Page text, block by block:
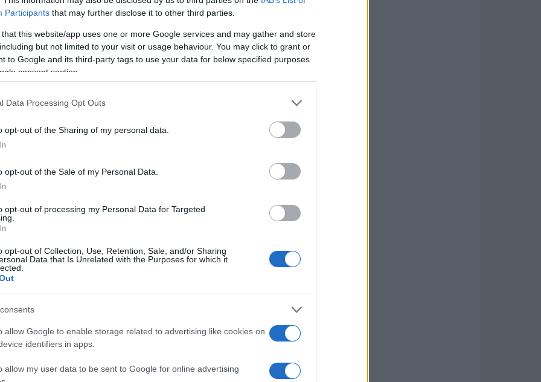
Participants that may further disclose it to other third parties.
that this website/app uses one or more Google services and may gather and store
but not limited to your visit or usage behaviour. You may click to grant or
to Google and its third-party tags to use your data for below specified purposes
consent section.
Data Processing Opt Outs
opt-out of the Sharing of my personal data.
opt-out of the Sale of my Personal Data.
opt-out of processing my Personal Data for Targeted
opt-out of Collection, Use, Retention, Sale, and/or Sharing
Data that Is Unrelated with the Purposes for which it
allow Google to enable storage related to advertising like cookies on
identifiers in apps.
allow my user data to be sent to Google for online advertising
e tecnico operante nelle emittenti
Corallo. Il rinnovo avrà efficacia per l’intero
aggiuntive segnalate nella nota sindacale.
temporale
2026, il contratto prevede incrementi dei
distinti. Le decorrenze indicate sono il 1°
Gli adeguamenti seguono un calendario